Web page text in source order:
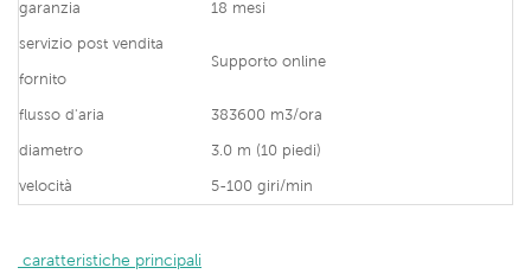
garanzia
18 mesi
servizio post vendita
fornito
Supporto online
flusso d'aria
383600 m3/ora
diametro
3.0 m (10 piedi)
velocità
5-100 giri/min
caratteristiche principali